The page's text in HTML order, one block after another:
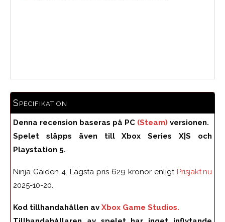
Specifikation
Denna recension baseras på PC (Steam) versionen.
Spelet släpps även till Xbox Series X|S och
Playstation 5.
Ninja Gaiden 4. Lägsta pris 629 kronor enligt Prisjakt.nu
2025-10-20.
Kod tillhandahållen av Xbox Game Studios.